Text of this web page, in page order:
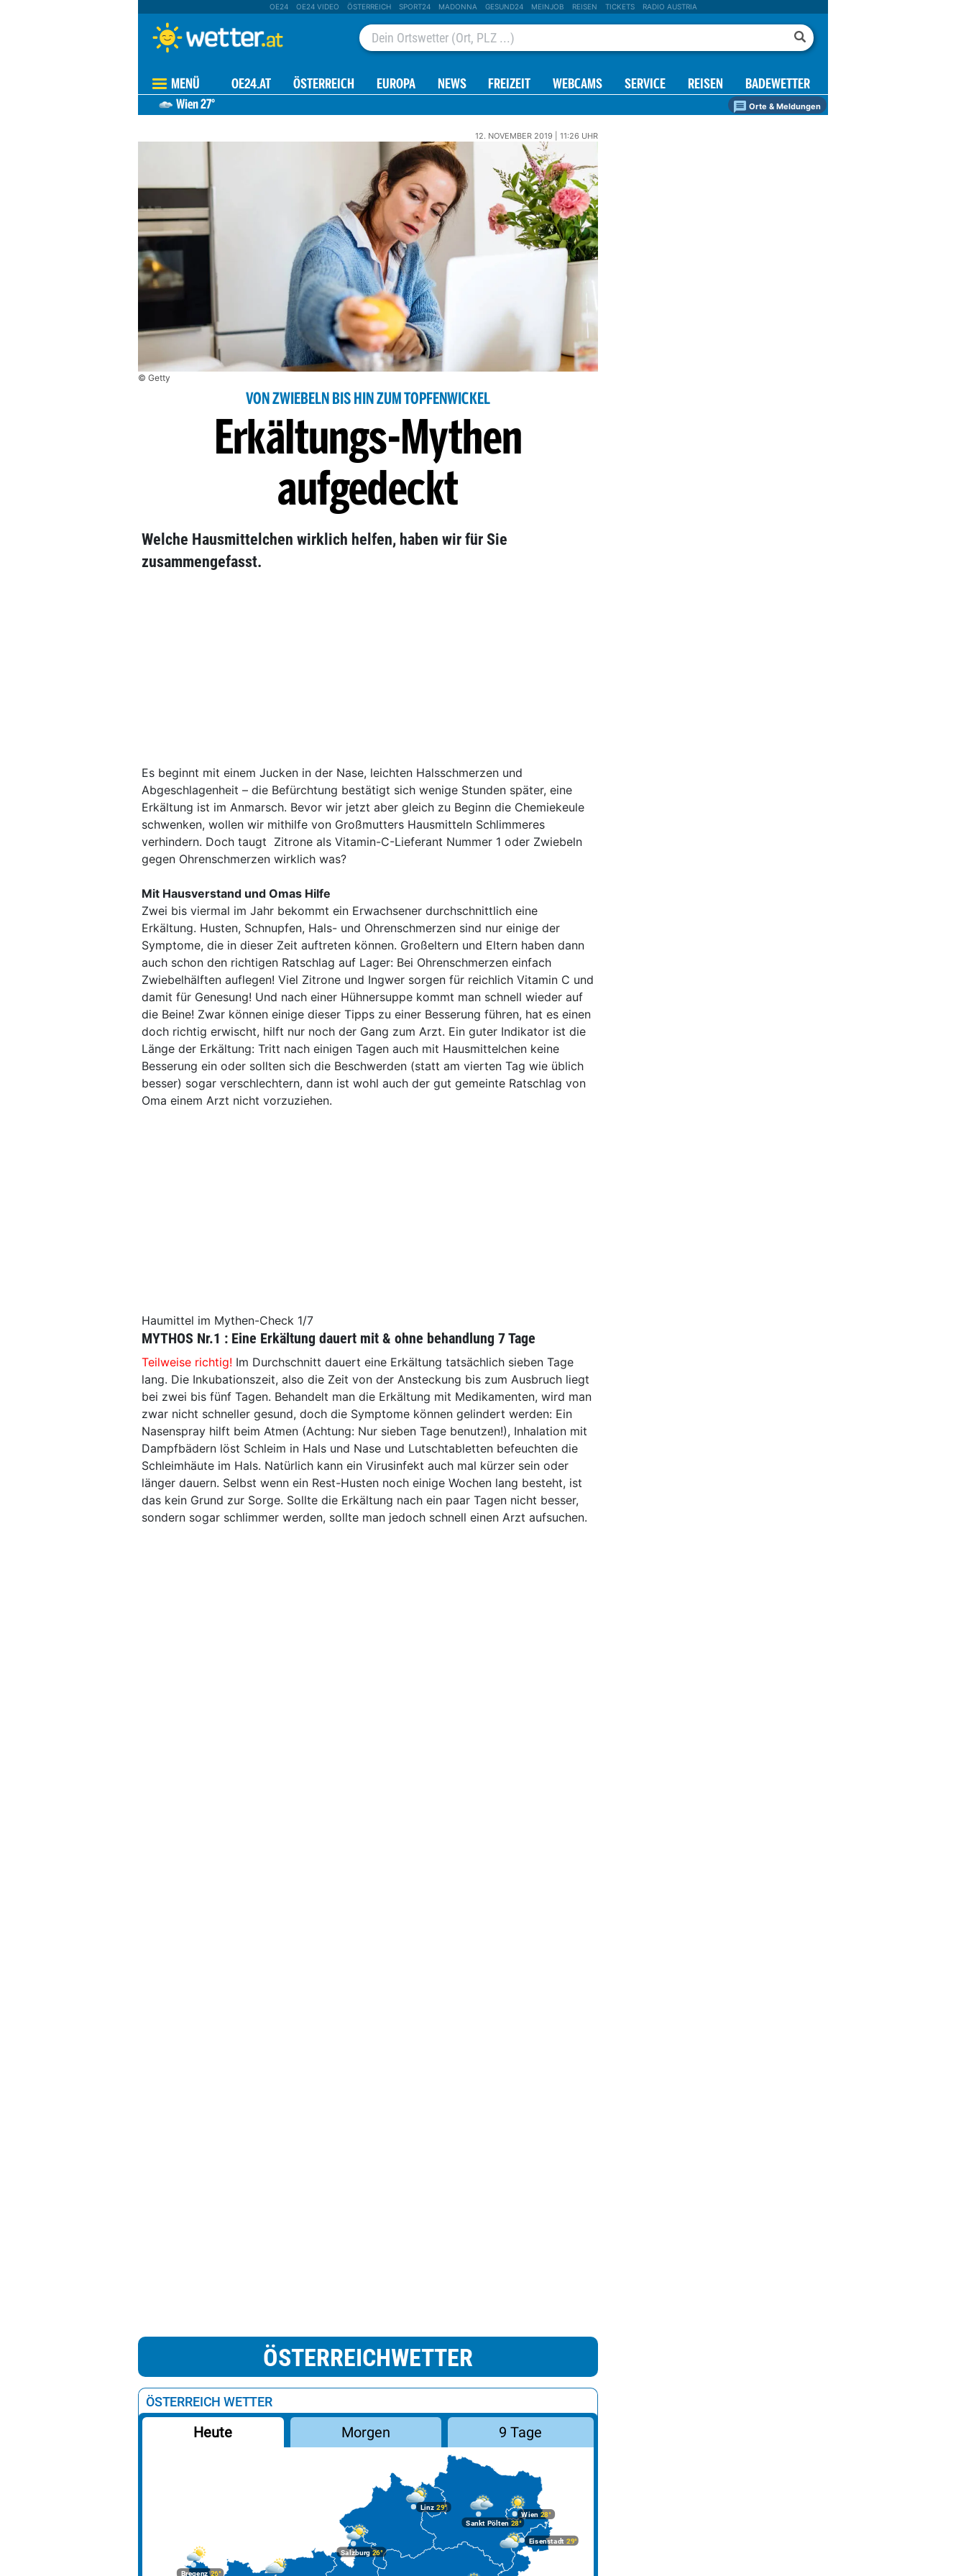
OE24 OE24 VIDEO ÖSTERREICH SPORT24 MADONNA GESUND24 MEINJOB REISEN TICKETS RADIO AUSTRIA
MENÜ OE24.AT ÖSTERREICH EUROPA NEWS FREIZEIT WEBCAMS SERVICE REISEN BADEWETTER
Wien27° Orte & Meldungen
12. NOVEMBER 2019 | 11:26 UHR
© Getty
VON ZWIEBELN BIS HIN ZUM TOPFENWICKEL
Erkältungs-Mythen
aufgedeckt
Welche Hausmittelchen wirklich helfen, haben wir für Sie
zusammengefasst.
Es beginnt mit einem Jucken in der Nase, leichten Halsschmerzen und
Abgeschlagenheit – die Befürchtung bestätigt sich wenige Stunden später, eine
Erkältung ist im Anmarsch. Bevor wir jetzt aber gleich zu Beginn die Chemiekeule
schwenken, wollen wir mithilfe von Großmutters Hausmitteln Schlimmeres
verhindern. Doch taugt Zitrone als Vitamin-C-Lieferant Nummer 1 oder Zwiebeln
gegen Ohrenschmerzen wirklich was?
Mit Hausverstand und Omas Hilfe
Zwei bis viermal im Jahr bekommt ein Erwachsener durchschnittlich eine
Erkältung. Husten, Schnupfen, Hals- und Ohrenschmerzen sind nur einige der
Symptome, die in dieser Zeit auftreten können. Großeltern und Eltern haben dann
auch schon den richtigen Ratschlag auf Lager: Bei Ohrenschmerzen einfach
Zwiebelhälften auflegen! Viel Zitrone und Ingwer sorgen für reichlich Vitamin C und
damit für Genesung! Und nach einer Hühnersuppe kommt man schnell wieder auf
die Beine! Zwar können einige dieser Tipps zu einer Besserung führen, hat es einen
doch richtig erwischt, hilft nur noch der Gang zum Arzt. Ein guter Indikator ist die
Länge der Erkältung: Tritt nach einigen Tagen auch mit Hausmittelchen keine
Besserung ein oder sollten sich die Beschwerden (statt am vierten Tag wie üblich
besser) sogar verschlechtern, dann ist wohl auch der gut gemeinte Ratschlag von
Oma einem Arzt nicht vorzuziehen.
Haumittel im Mythen-Check 1/7
MYTHOS Nr.1 : Eine Erkältung dauert mit & ohne behandlung 7 Tage
Teilweise richtig! Im Durchschnitt dauert eine Erkältung tatsächlich sieben Tage
lang. Die Inkubationszeit, also die Zeit von der Ansteckung bis zum Ausbruch liegt
bei zwei bis fünf ­Tagen. Behandelt man die Erkältung mit Medikamenten, wird man
zwar nicht schneller gesund, doch die Symptome können gelindert werden: Ein
Nasenspray hilft beim Atmen (Achtung: Nur sieben Tage benutzen!), Inhalation mit
Dampfbädern löst Schleim in Hals und Nase und Lutschtabletten befeuchten die
Schleimhäute im Hals. Natürlich kann ein Virusinfekt auch mal kürzer sein oder
länger dauern. Selbst wenn ein Rest-Husten noch einige Wochen lang besteht, ist
das kein Grund zur Sorge. Sollte die Erkältung nach ein paar Tagen nicht besser,
sondern sogar schlimmer werden, sollte man jedoch schnell einen Arzt aufsuchen.
ÖSTERREICHWETTER
ÖSTERREICH WETTER
Heute Morgen 9 Tage
Bregenz26°
Linz 29°
Salzburg26°
Wien 28°
Eisenstadt 29°
Sankt Pölten 28°